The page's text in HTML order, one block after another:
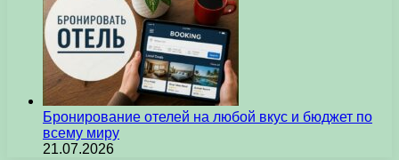
Бронирование отелей на любой вкус и бюджет по
всему миру
21.07.2026